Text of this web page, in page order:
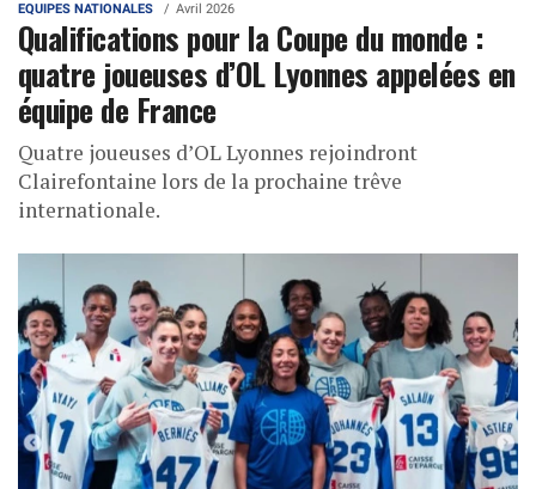
EQUIPES NATIONALES Avril 2026
Qualifications pour la Coupe du monde :
quatre joueuses d’OL Lyonnes appelées en
équipe de France
Quatre joueuses d’OL Lyonnes rejoindront
Clairefontaine lors de la prochaine trêve
internationale.